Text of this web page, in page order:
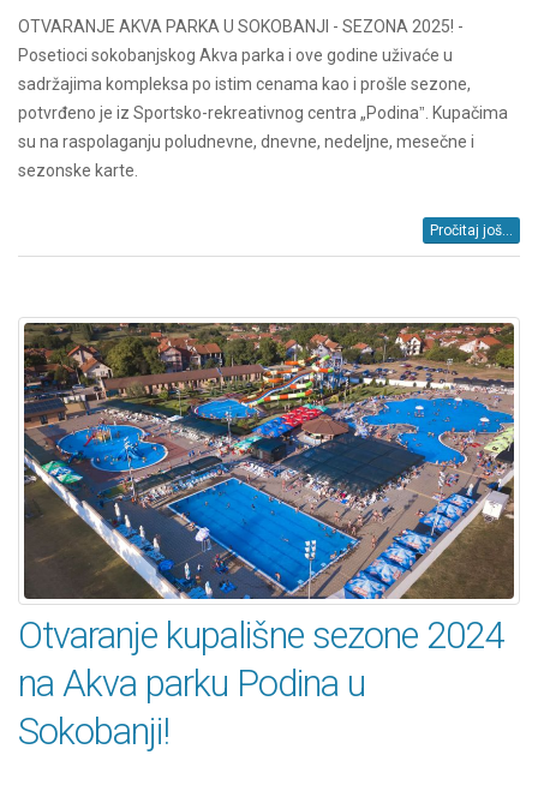
OTVARANJE AKVA PARKA U SOKOBANJI - SEZONA 2025! -
Posetioci sokobanjskog Akva parka i ove godine uživaće u
sadržajima kompleksa po istim cenama kao i prošle sezone,
potvrđeno je iz Sportsko-rekreativnog centra „Podinaˮ. Kupačima
su na raspolaganju poludnevne, dnevne, nedeljne, mesečne i
sezonske karte.
Pročitaj još...
Otvaranje kupališne sezone 2024
na Akva parku Podina u
Sokobanji!